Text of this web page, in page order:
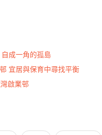
自成一角的孤島
宜居與保育中尋找平衡
啟業邨